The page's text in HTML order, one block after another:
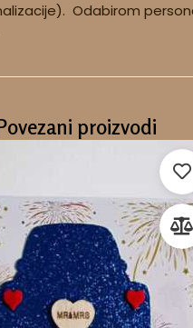
Odabirom
proizvodi